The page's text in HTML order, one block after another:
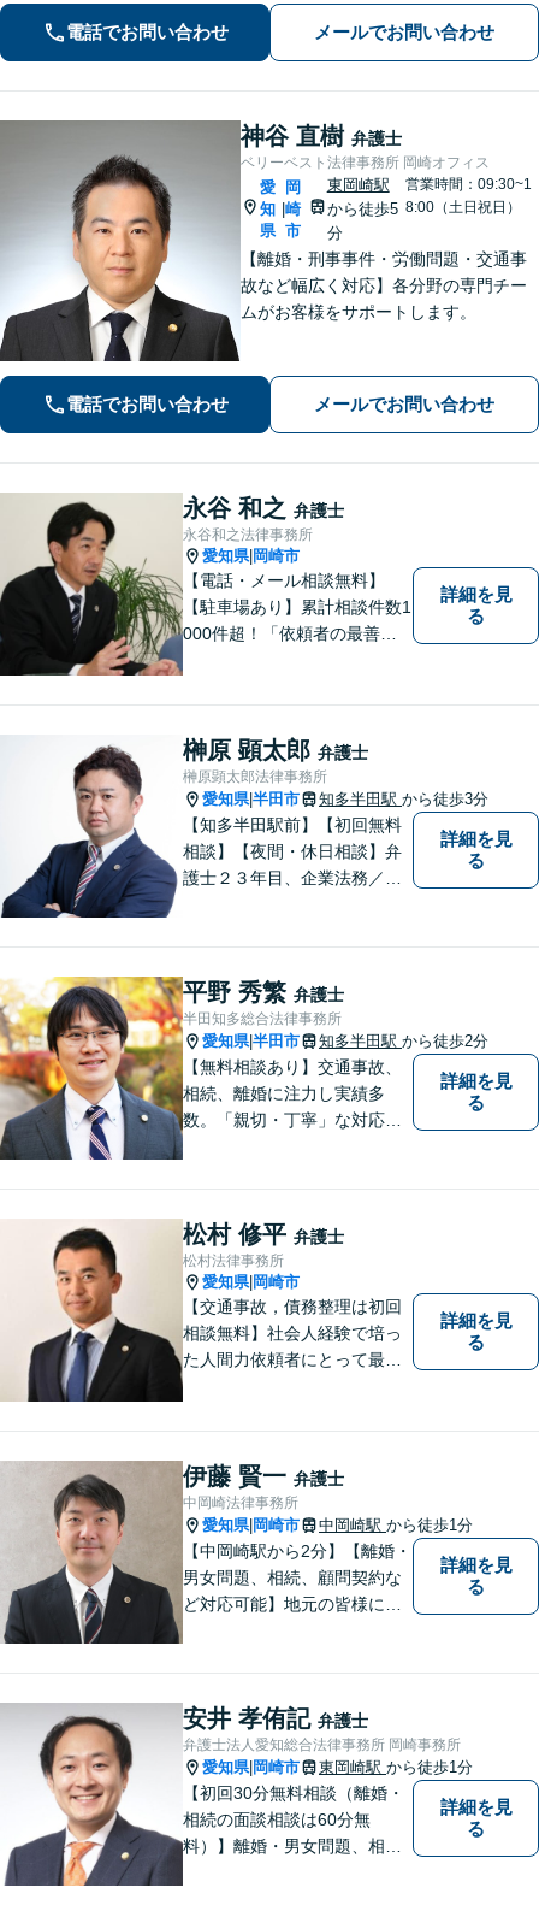
に、シンプルな解決を」。初回で費用
と道筋を明示。
電話でお問い合わせ メールでお問い合わせ
神谷 直樹 弁護士
ベリーベスト法律事務所 岡崎オフィス
愛
知
県
|
岡
崎
市
東岡崎駅
から徒歩5
分
営業時間：09:30~1
8:00（土日祝日）
【離婚・刑事事件・労働問題・交通事
故など幅広く対応】各分野の専門チー
ムがお客様をサポートします。
電話でお問い合わせ メールでお問い合わせ
永谷 和之 弁護士
永谷和之法律事務所
愛知県| 岡崎市
【電話・メール相談無料】
【駐車場あり】累計相談件数1
000件超！「依頼者の最善の
トな解決を考え抜きます。お
気軽にご相談ください！【完
全個室対応】
詳細を見
る
榊原 顕太郎 弁護士
榊原顕太郎法律事務所
愛知県|半田市 知多半田駅 から徒歩3分
【知多半田駅前】【初回無料
相談】【夜間・休日相談】弁
護士２３年目、企業法務／交
護士が、事業経営を強力サポ
ートいたします！【ネット予
約可】【駐車場あり】【見積
無料】
詳細を見
る
平野 秀繁 弁護士
半田知多総合法律事務所
愛知県|半田市 知多半田駅 から徒歩2分
【無料相談あり】交通事故、
相続、離婚に注力し実績多
数。「親切・丁寧」な対応
詳細を見
る
松村 修平 弁護士
松村法律事務所
愛知県| 岡崎市
【交通事故，債務整理は初回
相談無料】社会人経験で培っ
た人間力依頼者にとって最大
を追求する弁護士です。
詳細を見
る
伊藤 賢一 弁護士
中岡崎法律事務所
愛知県| 岡崎市 中岡崎駅 から徒歩1分
【中岡崎駅から2分】【離婚・
男女問題、相続、顧問契約な
ど対応可能】地元の皆様にご
詳細を見
る
安井 孝侑記 弁護士
弁護士法人愛知総合法律事務所 岡崎事務所
愛知県| 岡崎市 東岡崎駅 から徒歩1分
【初回30分無料相談（離婚・
相続の面談相談は60分無
料）】離婚・男女問題、相
詳細を見
る